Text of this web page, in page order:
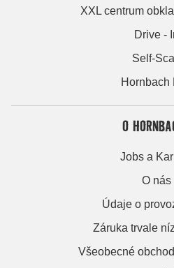
XXL centrum
Drive -
Self-
Hornbach
O
Jobs a
O nás
Údaje o
Záruka trvale
Všeobecné